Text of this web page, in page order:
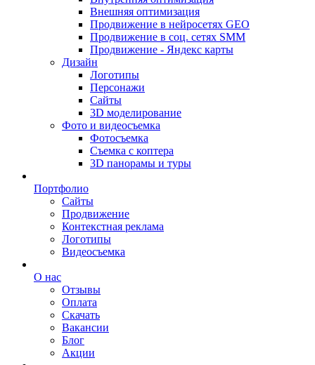
Внешняя оптимизация
Продвижение в нейросетях GEO
Продвижение в соц. сетях SMM
Продвижение - Яндекс карты
Дизайн
Логотипы
Персонажи
Сайты
3D моделирование
Фото и видеосъемка
Фотосъемка
Съемка с коптера
3D панорамы и туры
Портфолио
Сайты
Продвижение
Контекстная реклама
Логотипы
Видеосъемка
О нас
Отзывы
Оплата
Скачать
Вакансии
Блог
Акции